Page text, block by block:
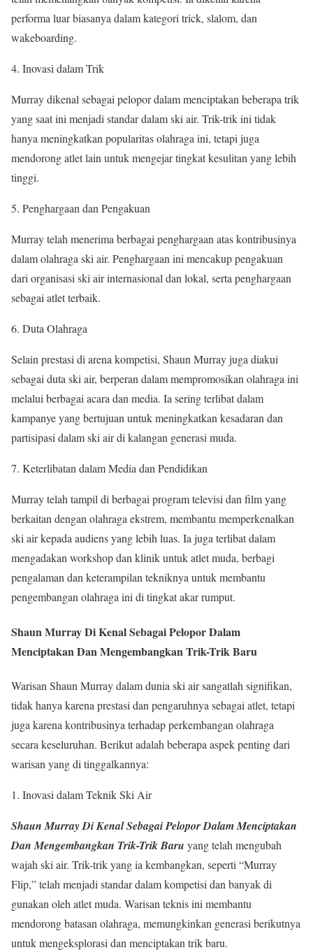
performa luar biasanya dalam kategori trick, slalom, dan
wakeboarding.
4. Inovasi dalam Trik
Murray dikenal sebagai pelopor dalam menciptakan beberapa trik
yang saat ini menjadi standar dalam ski air. Trik-trik ini tidak
hanya meningkatkan popularitas olahraga ini, tetapi juga
mendorong atlet lain untuk mengejar tingkat kesulitan yang lebih
tinggi.
5. Penghargaan dan Pengakuan
Murray telah menerima berbagai penghargaan atas kontribusinya
dalam olahraga ski air. Penghargaan ini mencakup pengakuan
dari organisasi ski air internasional dan lokal, serta penghargaan
sebagai atlet terbaik.
6. Duta Olahraga
Selain prestasi di arena kompetisi, Shaun Murray juga diakui
sebagai duta ski air, berperan dalam mempromosikan olahraga ini
melalui berbagai acara dan media. Ia sering terlibat dalam
kampanye yang bertujuan untuk meningkatkan kesadaran dan
partisipasi dalam ski air di kalangan generasi muda.
7. Keterlibatan dalam Media dan Pendidikan
Murray telah tampil di berbagai program televisi dan film yang
berkaitan dengan olahraga ekstrem, membantu memperkenalkan
ski air kepada audiens yang lebih luas. Ia juga terlibat dalam
mengadakan workshop dan klinik untuk atlet muda, berbagi
pengalaman dan keterampilan tekniknya untuk membantu
pengembangan olahraga ini di tingkat akar rumput.
Shaun Murray Di Kenal Sebagai Pelopor Dalam
Menciptakan Dan Mengembangkan Trik-Trik Baru
Warisan Shaun Murray dalam dunia ski air sangatlah signifikan,
tidak hanya karena prestasi dan pengaruhnya sebagai atlet, tetapi
juga karena kontribusinya terhadap perkembangan olahraga
secara keseluruhan. Berikut adalah beberapa aspek penting dari
warisan yang di tinggalkannya:
1. Inovasi dalam Teknik Ski Air
Shaun Murray Di Kenal Sebagai Pelopor Dalam Menciptakan
Dan Mengembangkan Trik-Trik Baru yang telah mengubah
wajah ski air. Trik-trik yang ia kembangkan, seperti “Murray
Flip,” telah menjadi standar dalam kompetisi dan banyak di
gunakan oleh atlet muda. Warisan teknis ini membantu
mendorong batasan olahraga, memungkinkan generasi berikutnya
untuk mengeksplorasi dan menciptakan trik baru.